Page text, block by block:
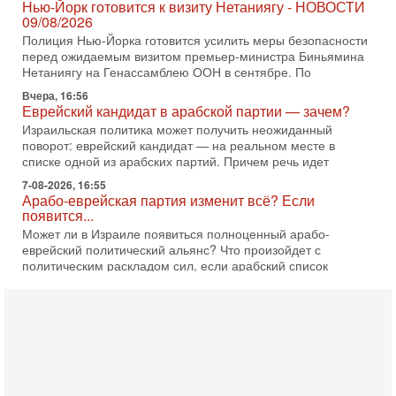
Полиция Нью-Йорка готовится усилить меры безопасности
перед ожидаемым визитом премьер-министра Биньямина
Нетаниягу на Генассамблею ООН в сентябре. По
Вчера, 16:56
Еврейский кандидат в арабской партии — зачем?
Израильская политика может получить неожиданный
поворот: еврейский кандидат — на реальном месте в
списке одной из арабских партий. Причем речь идет
7-08-2026, 16:55
Арабо-еврейская партия изменит всё? Если
появится...
Может ли в Израиле появиться полноценный арабо-
еврейский политический альянс? Что произойдет с
политическим раскладом сил, если арабский список
6-08-2026, 17:49